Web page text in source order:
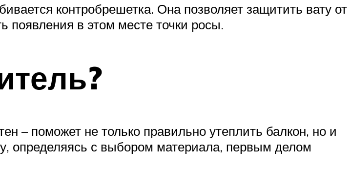
контробрешетка. Она позволяет защитить вату от
появления в этом месте точки росы.
– поможет не только правильно утеплить балкон, но и
определяясь с выбором материала, первым делом